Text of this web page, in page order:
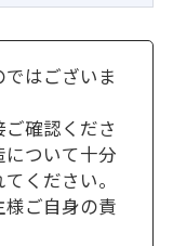
はございま
確認くださ
ついて十分
ください。
ご自身の責